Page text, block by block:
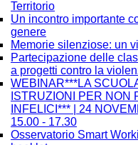
Territorio
Un incontro importante
genere
Memorie silenziose: un
Partecipazione delle
a progetti contro la
WEBINAR***LA
ISTRUZIONI PER NON
INFELICI*** | 24
15.00 - 17.30
Osservatorio Smart